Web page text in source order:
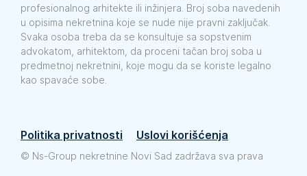
profesionalnog arhitekte ili inžinjera. Broj soba navedenih
u opisima nekretnina koje se nude nije pravni zaključak.
Svaka osoba treba da se konsultuje sa sopstvenim
advokatom, arhitektom, da proceni tačan broj soba u
predmetnoj nekretnini, koje mogu da se koriste legalno
kao spavaće sobe.
Politika privatnosti Uslovi korišćenja
© Ns-Group nekretnine Novi Sad zadržava sva prava